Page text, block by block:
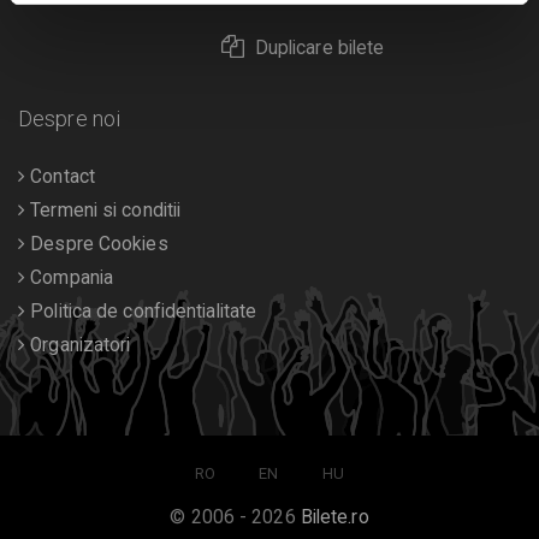
Duplicare bilete
Despre noi
Contact
Termeni si conditii
Despre Cookies
Compania
Politica de confidentialitate
Organizatori
RO EN HU
© 2006 - 2026 Bilete.ro